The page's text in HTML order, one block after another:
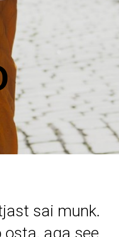
sai munk.
osta, aga see